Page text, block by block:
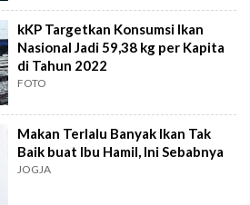
kKP Targetkan Konsumsi Ikan
Nasional Jadi 59,38 kg per Kapita
di Tahun 2022
FOTO
Makan Terlalu Banyak Ikan Tak
Baik buat Ibu Hamil, Ini Sebabnya
JOGJA